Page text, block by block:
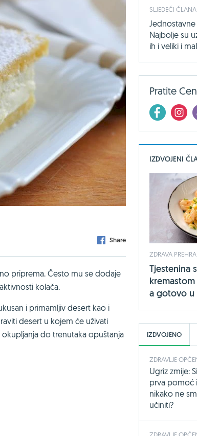
Share
priprema. Često mu se dodaje
kolača.
i primamljiv desert kao i
desert u kojem će uživati
okupljanja do trenutaka opuštanja
SLJEDEĆI
Najbolje su
ih i veliki i
Pratite
IZDVOJENI
ZDRAVA
Tjestenina
a gotovo u
IZDVOJENO
ZDRAVLJE
Ugriz zmije:
prva pomoć
nikako ne
učiniti?
ZDRAVLJE